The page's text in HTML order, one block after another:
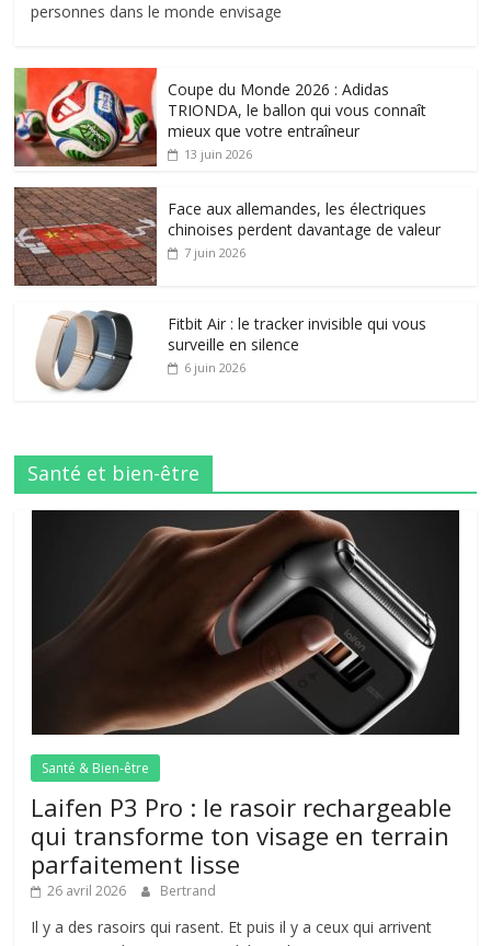
personnes dans le monde envisage
Coupe du Monde 2026 : Adidas
TRIONDA, le ballon qui vous connaît
mieux que votre entraîneur
13 juin 2026
Face aux allemandes, les électriques
chinoises perdent davantage de valeur
7 juin 2026
Fitbit Air : le tracker invisible qui vous
surveille en silence
6 juin 2026
Santé et bien-être
Santé & Bien-être
Laifen P3 Pro : le rasoir rechargeable
qui transforme ton visage en terrain
parfaitement lisse
26 avril 2026 Bertrand
Il y a des rasoirs qui rasent. Et puis il y a ceux qui arrivent